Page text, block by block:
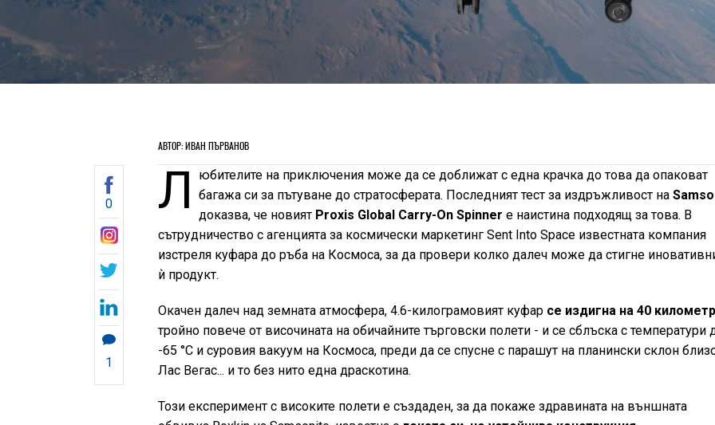
АВТОР: ИВАН ПЪРВАНОВ
0
1
Л
юбителите на приключения може да се доближат с една крачка до това да опаковат
багажа си за пътуване до стратосферата. Последният тест за издръжливост на
доказва, че новиятProxis Global Carry-On Spinner е наистина подходящ за това. В
сътрудничество с агенцията за космически маркетинг Sent Into Space известната компания
изстреля куфара до ръба на Космоса, за да провери колко далеч може да стигне
ѝ продукт.
Окачен далеч над земната атмосфера, 4.6-килограмовият куфар се издигна на 40
тройно повече от височината на обичайните търговски полети - и се сблъска с температури
-65 °C и суровия вакуум на Космоса, преди да се спусне с парашут на планински склон
Лас Вегас... и то без нито една драскотина.
Този експеримент с високите полети е създаден, за да покаже здравината на външната